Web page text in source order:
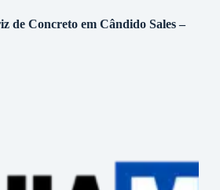
de Concreto em Cândido Sales –